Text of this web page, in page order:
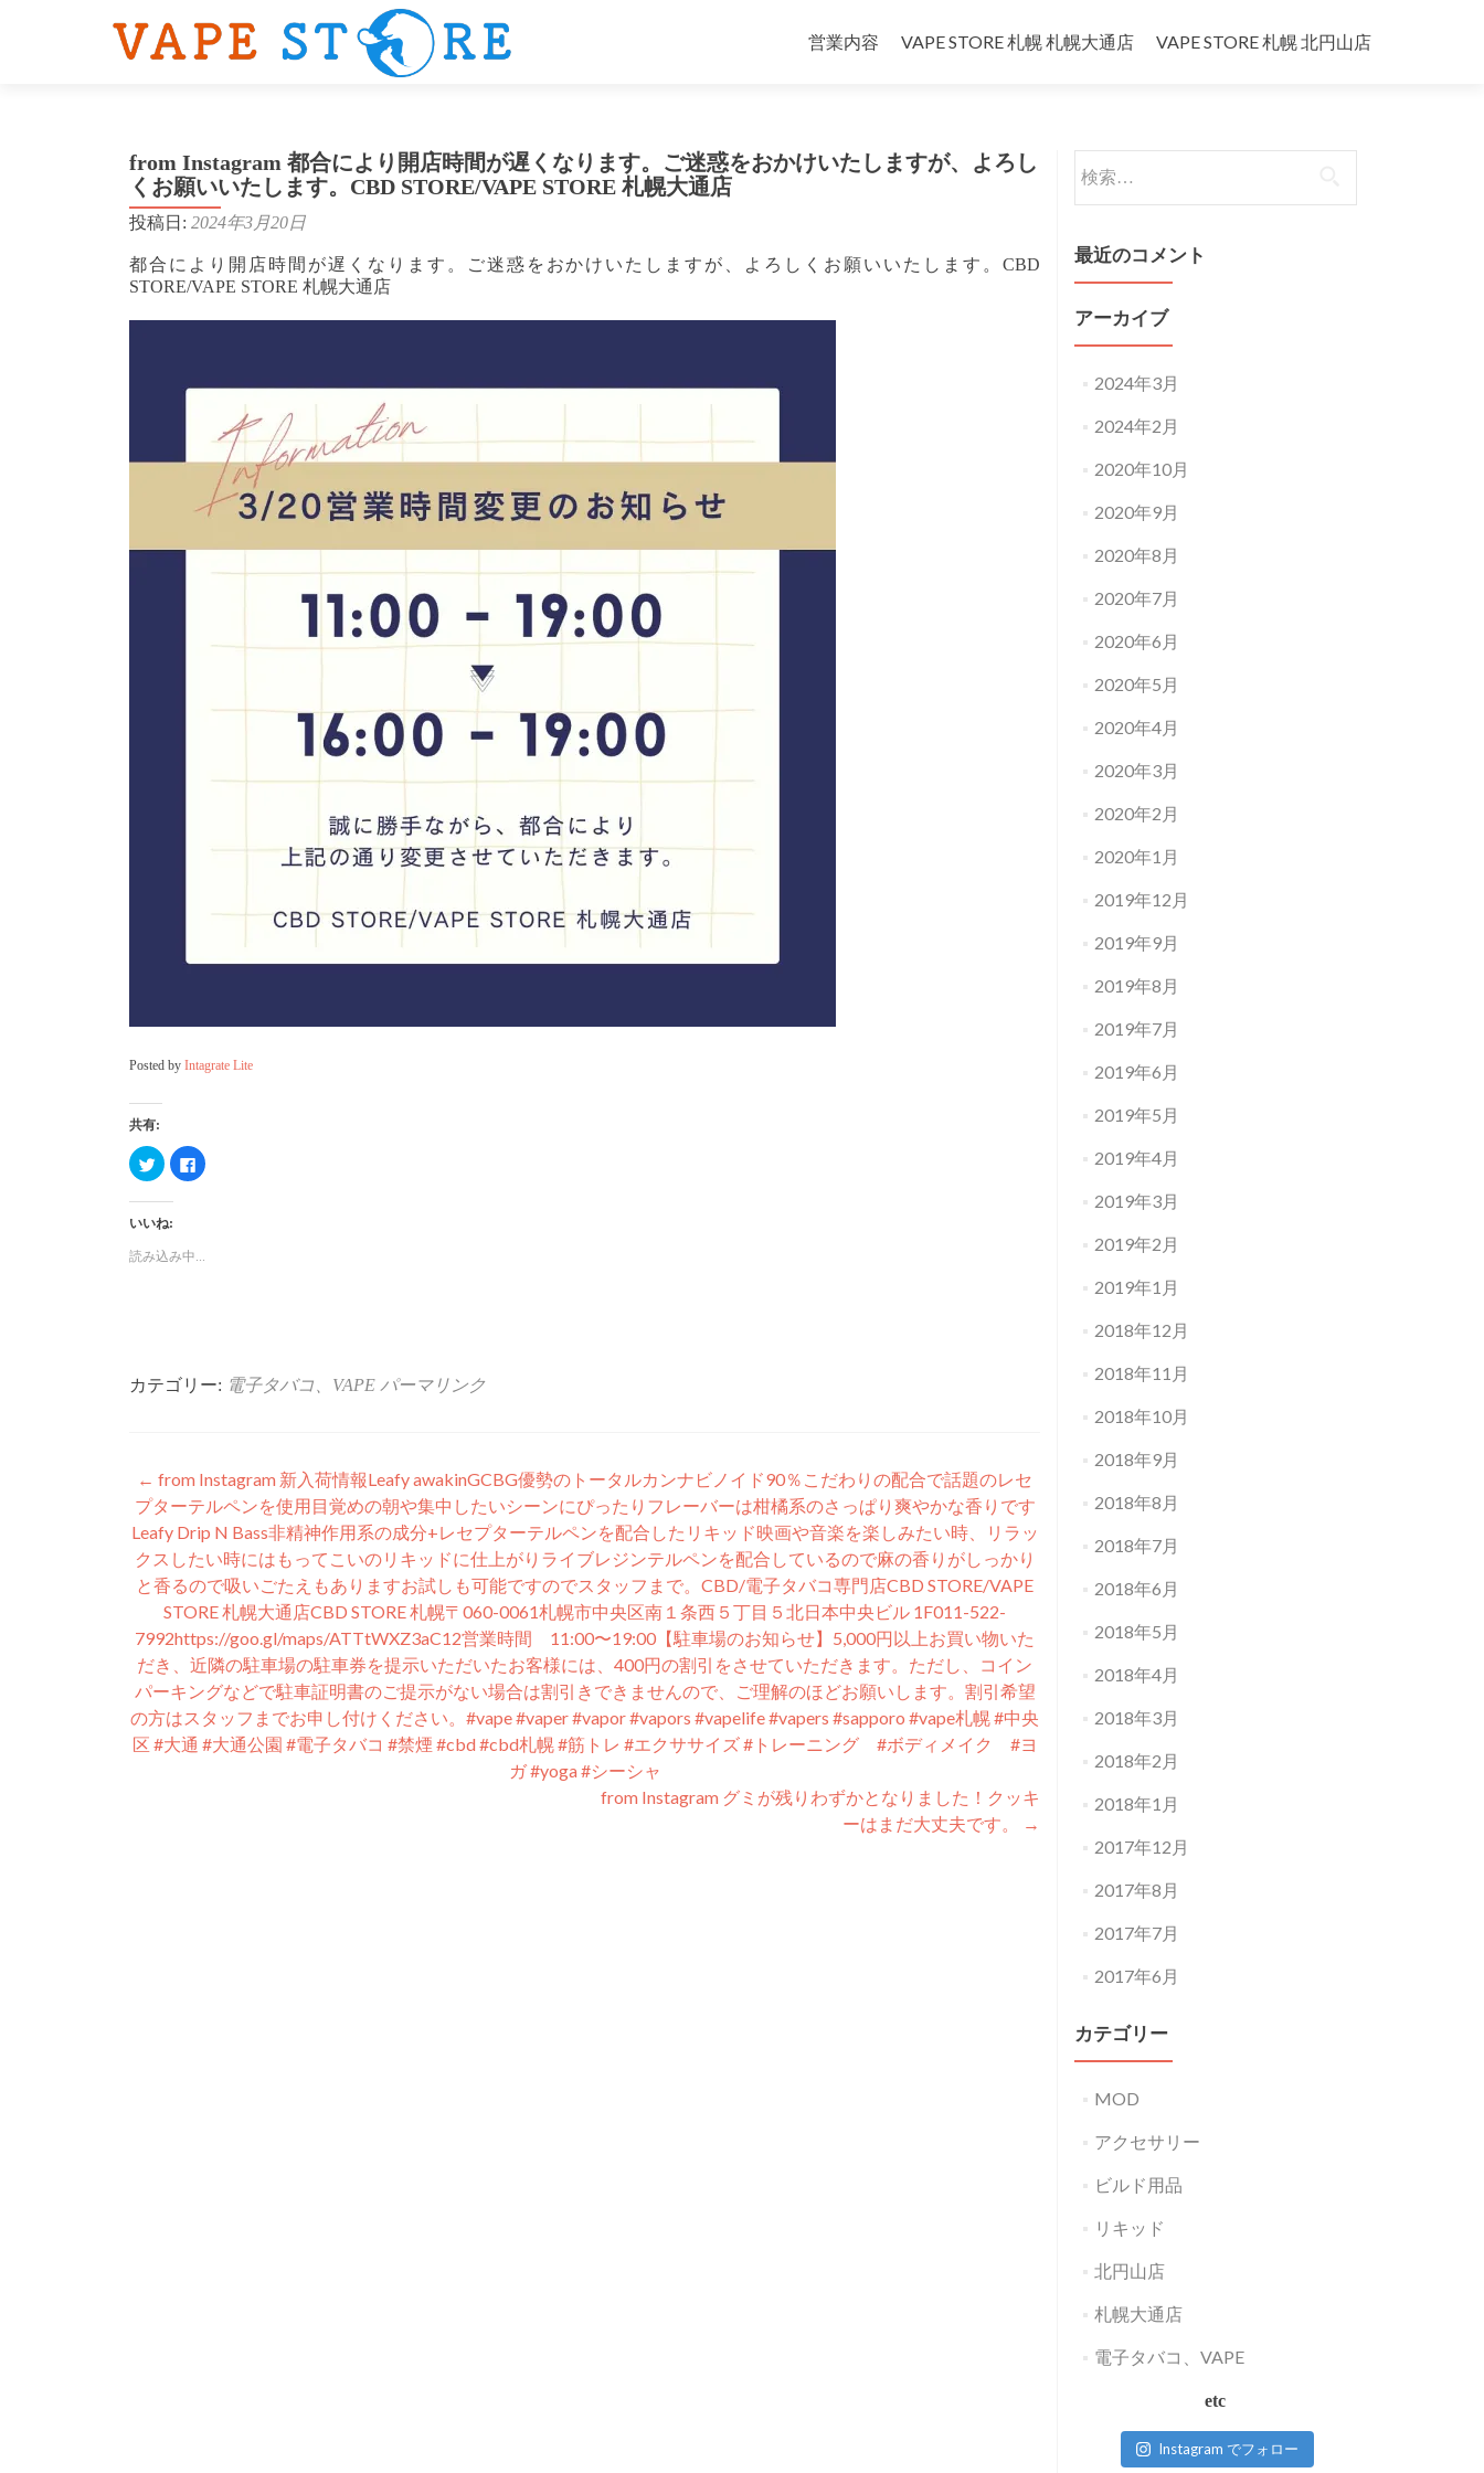
ン
ス
営業内容 VAPE STORE 札幌 札幌大通店 VAPE STORE 札幌 北円山店
from Instagram 都合により開店時間が遅くなります。ご迷惑をおかけいたしますが、よろし
くお願いいたします。CBD STORE/VAPE STORE 札幌大通店
投稿日: 2024年3月20日
都合により開店時間が遅くなります。ご迷惑をおかけいたしますが、よろしくお願いいたします。CBD
STORE/VAPE STORE 札幌大通店
Posted by Intagrate Lite
共有:
ク
リ
ク
て
で
共
ウ
Facebook
で
ク
い
ド
ウ
で
開
き
ま
す)
いいね:
読み込み中...
カテゴリー: 電子タバコ、VAPE パーマリンク
投
稿
ナ
ビ
ゲ
ー
シ
ョ
← from Instagram 新入荷情報Leafy awakinG⁡CBG優勢のトータルカンナビノイド90％こだわりの配合で話題のレセ
プターテルペンを使用目覚めの朝や集中したいシーンにぴったりフレーバーは柑橘系のさっぱり爽やかな香りです
⁡Leafy Drip N Bass⁡非精神作用系の成分+レセプターテルペンを配合したリキッド⁡映画や音楽を楽しみたい時、リラッ
クスしたい時にはもってこいのリキッドに仕上がりライブレジンテルペンを配合しているので麻の香りがしっかり
と香るので吸いごたえもあります⁡お試しも可能ですのでスタッフまで。⁡⁡CBD/電子タバコ専門店CBD STORE/VAPE
STORE 札幌大通店CBD STORE 札幌〒060-0061札幌市中央区南１条西５丁目５北日本中央ビル 1F011-522-
7992https://goo.gl/maps/ATTtWXZ3aC12⁡営業時間 11:00〜19:00⁡【駐車場のお知らせ】⁡5,000円以上お買い物いた
だき、近隣の駐車場の駐車券を提示いただいたお客様には、400円の割引をさせていただきます。ただし、コイン
パーキングなどで駐車証明書のご提示がない場合は割引きできませんので、ご理解のほどお願いします。割引希望
の方はスタッフまでお申し付けください。⁡#vape #vaper #vapor #vapors #vapelife #vapers #sapporo #vape札幌 #中央
区 #大通 #大通公園 #電子タバコ #禁煙 #cbd #cbd札幌 #筋トレ #エクササイズ #トレーニング #ボディメイク #ヨ
ガ #yoga #シーシャ
from Instagram グミが残りわずかとなりました！クッキ
ーはまだ大丈夫です。
→
索:
最近のコメント
アーカイブ
2024年3月
2024年2月
2020年10月
2020年9月
2020年8月
2020年7月
2020年6月
2020年5月
2020年4月
2020年3月
2020年2月
2020年1月
2019年12月
2019年9月
2019年8月
2019年7月
2019年6月
2019年5月
2019年4月
2019年3月
2019年2月
2019年1月
2018年12月
2018年11月
2018年10月
2018年9月
2018年8月
2018年7月
2018年6月
2018年5月
2018年4月
2018年3月
2018年2月
2018年1月
2017年12月
2017年8月
2017年7月
2017年6月
カテゴリー
MOD
アクセサリー
ビルド用品
リキッド
北円山店
札幌大通店
電子タバコ、VAPE
etc
Instagram でフォロー